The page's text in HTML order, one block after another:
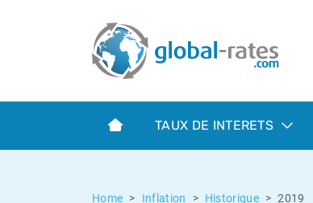
TAUX DE INTERETS
Home Inflation Historique 2019
Term SOFR
Qu'est-ce que l'inflation IPC?
Qu'est-ce que l'inflation IPCH?
Taux Euribor historiques
Taux ESTER historiques
Calculateur d’inflation